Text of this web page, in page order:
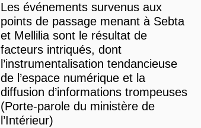
Les événements survenus aux
points de passage menant à Sebta
et Mellilia sont le résultat de
facteurs intriqués, dont
l’instrumentalisation tendancieuse
de l’espace numérique et la
diffusion d’informations trompeuses
(Porte-parole du ministère de
l’Intérieur)